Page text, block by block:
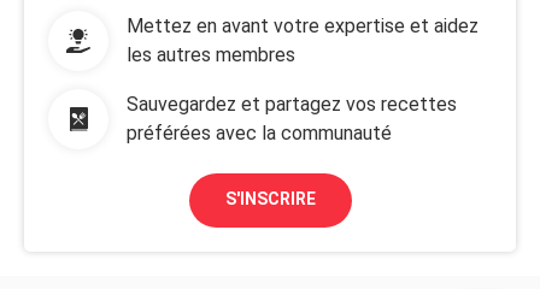
Mettez en avant votre expertise et aidez
les autres membres
Sauvegardez et partagez vos recettes
préférées avec la communauté
S'INSCRIRE